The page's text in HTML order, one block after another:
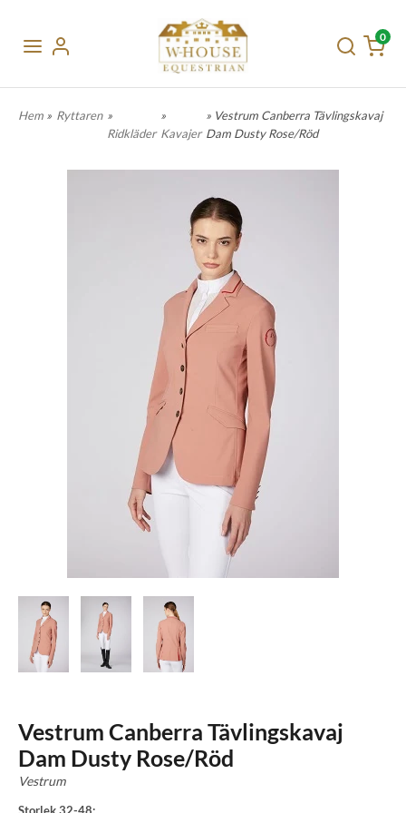
0
Hem » Ryttaren »
Ridkläder
»
Kavajer
» Vestrum Canberra Tävlingskavaj
Dam Dusty Rose/Röd
Vestrum Canberra Tävlingskavaj
Dam Dusty Rose/Röd
Vestrum